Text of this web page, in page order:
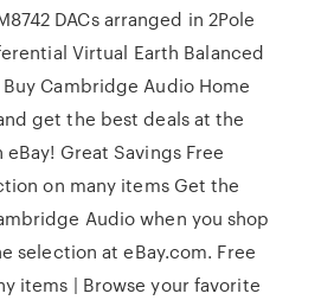
DACs arranged in 2Pole
Virtual Earth Balanced
Cambridge Audio Home
get the best deals at the
Great Savings Free
on many items Get the
Audio when you shop
selection at eBay.com. Free
items | Browse your favorite